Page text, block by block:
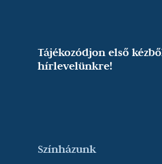
Tájékozódjon első
hírlevelünkre!
Színházunk